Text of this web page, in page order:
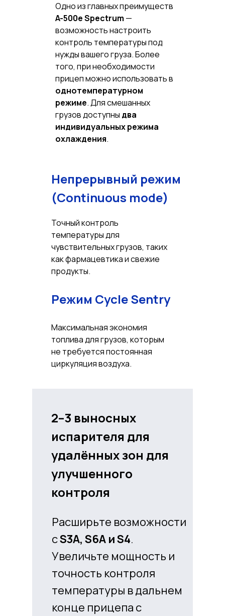
Одно из главных преимуществ
A-500e Spectrum —
возможность настроить
контроль температуры под
нужды вашего груза. Более
того, при необходимости
прицеп можно использовать в
однотемпературном
режиме. Для смешанных
грузов доступны два
индивидуальных режима
охлаждения.
Точный контроль
температуры для
чувствительных грузов, таких
как фармацевтика и свежие
продукты.
Непрерывный режим
(Continuous mode)
Максимальная экономия
топлива для грузов, которым
не требуется постоянная
циркуляция воздуха.
Режим Cycle Sentry
Расширьте возможности
сS3A, S6A и S4.
Увеличьте мощность и
точность контроля
температуры в дальнем
конце прицепа с
2–3 выносных
испарителя для
удалённых зон для
улучшенного
контроля